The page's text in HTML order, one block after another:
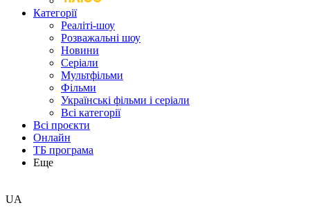
Категорії
Реаліті-шоу
Розважальні шоу
Новини
Серіали
Мультфільми
Фільми
Українські фільми і серіали
Всі категорії
Всі проєкти
Онлайн
ТБ програма
Еще
UA